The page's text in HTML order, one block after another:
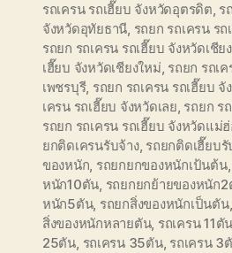
รถเครน รถเฮี๊ยบ จังหวัดอุตรดิต, ร
จังหวัดอุทัยธานี, รถยก รถเครน ร
รถยก รถเครน รถเฮี๊ยบ จังหวัดเชีย
เฮี๊ยบ จังหวัดเชียงใหม่, รถยก รถเ
เพชรบุรี, รถยก รถเครน รถเฮี๊ยบ
เครน รถเฮี๊ยบ จังหวัดเลย, รถยก ร
รถยก รถเครน รถเฮี๊ยบ จังหวัดแม่
ยกติดเครนรับจ้าง, รถยกติดเฮี๊ยบรั
ของหนัก, รถยกยกของหนักเป้นต้น,
หนัก10ตัน, รถยกยกย้ายของหนัก
หนัก5ตัน, รถยกสิ่งของหนักเป็นตัน,
สิ่งของหนักหลายตัน, รถเครน 11ตัน
25ตัน, รถเครน 35ตัน, รถเครน 3